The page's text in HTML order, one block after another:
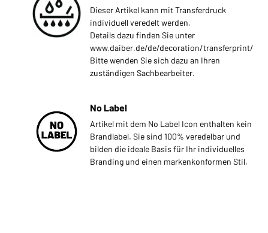
Dieser Artikel kann mit Transferdruck
individuell veredelt werden.
Details dazu finden Sie unter
www.daiber.de/de/decoration/transferprint/
Bitte wenden Sie sich dazu an Ihren
zuständigen Sachbearbeiter.
No Label
Artikel mit dem No Label Icon enthalten kein
Brandlabel. Sie sind 100% veredelbar und
bilden die ideale Basis für Ihr individuelles
Branding und einen markenkonformen Stil.